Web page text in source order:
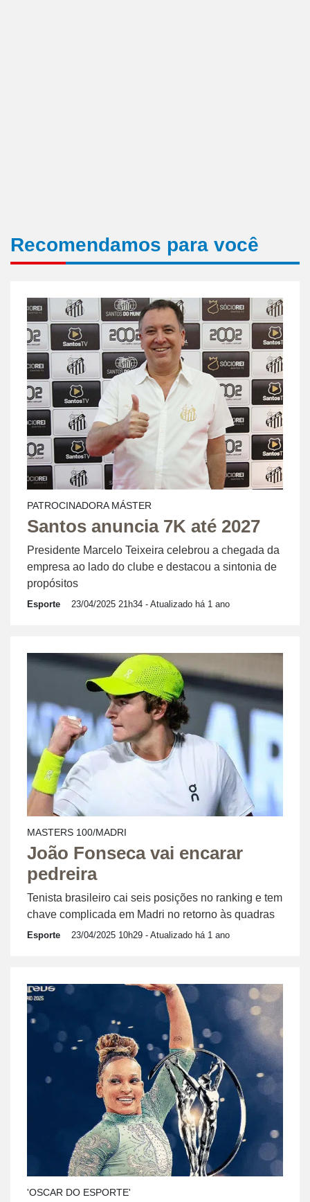
Recomendamos para você
PATROCINADORA MÁSTER
Santos anuncia 7K até 2027
Presidente Marcelo Teixeira celebrou a chegada da
empresa ao lado do clube e destacou a sintonia de
propósitos
Esporte 23/04/2025 21h34 - Atualizado há 1 ano
MASTERS 100/MADRI
João Fonseca vai encarar
pedreira
Tenista brasileiro cai seis posições no ranking e tem
chave complicada em Madri no retorno às quadras
Esporte 23/04/2025 10h29 - Atualizado há 1 ano
'OSCAR DO ESPORTE'